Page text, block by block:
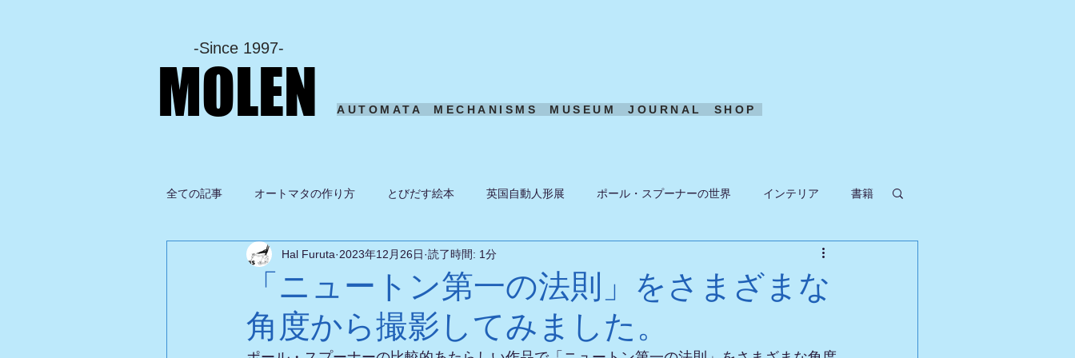
-Since 1997-
MOLEN AUTOMATA MECHANISMS MUSEUM JOURNAL SHOP
全ての記事 オートマタの作り方 とびだす絵本 英国自動人形展 ポール・スプーナーの世界 インテリア 書籍
グルメ ドローン ある日の風景
「ニュートン第一の法則」をさまざまな
角度から撮影してみました。
Hal Furuta 2023年12月26日 読了時間: 1分